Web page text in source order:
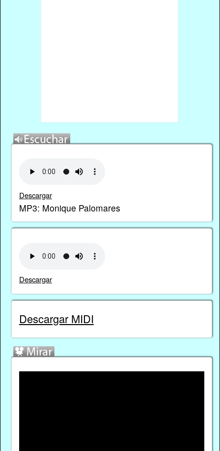
Descargar
MP3: Monique Palomares
Descargar
Descargar MIDI